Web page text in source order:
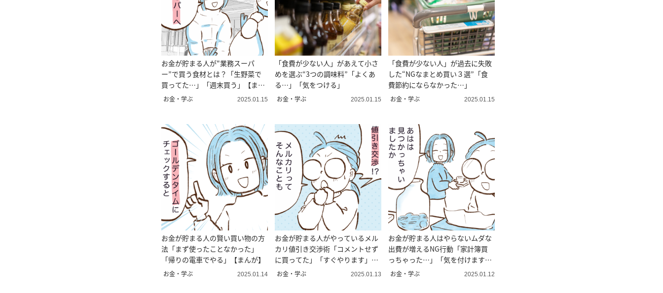
お金が貯まる人が"業務スーパ
ー”で買う食材とは？「生野菜で
買ってた…」「週末買う」【まん
が】
お金・学ぶ 2025.01.15
「食費が少ない人」があえて小さ
めを選ぶ“3つの調味料”「よくあ
る…」「気をつける」
お金・学ぶ 2025.01.15
「食費が少ない人」が過去に失敗
した“NGなまとめ買い３選”「食
費節約にならなかった…」
お金・学ぶ 2025.01.15
お金が貯まる人の賢い買い物の方
法「まず使ったことなかった」
「帰りの電車でやる」【まんが】
お金・学ぶ 2025.01.14
お金が貯まる人がやっているメル
カリ値引き交渉術「コメントせず
に買ってた」「すぐやります」
【まんが】
お金・学ぶ 2025.01.13
お金が貯まる人はやらないムダな
出費が増えるNG行動「家計簿買
っちゃった…」「気を付けます」
【まんが】
お金・学ぶ 2025.01.12